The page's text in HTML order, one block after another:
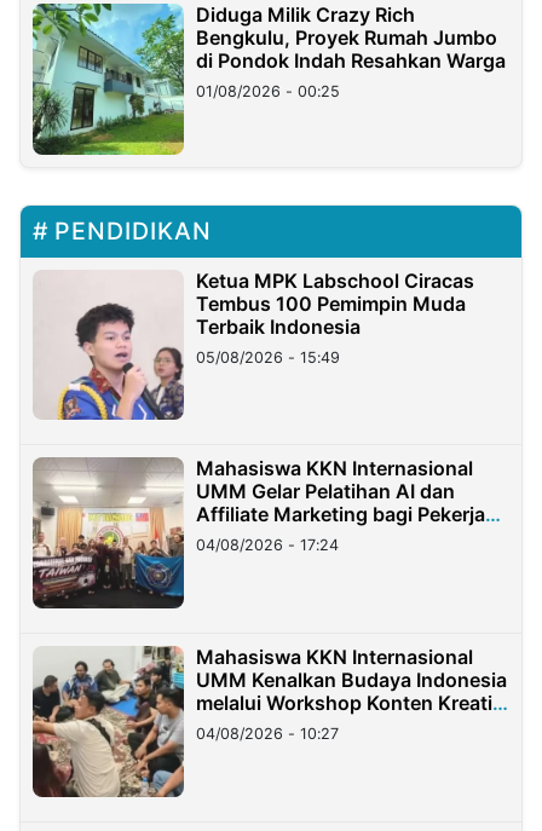
Diduga Milik Crazy Rich
Bengkulu, Proyek Rumah Jumbo
di Pondok Indah Resahkan Warga
01/08/2026 - 00:25
PENDIDIKAN
Ketua MPK Labschool Ciracas
Tembus 100 Pemimpin Muda
Terbaik Indonesia
05/08/2026 - 15:49
Mahasiswa KKN Internasional
UMM Gelar Pelatihan AI dan
Affiliate Marketing bagi Pekerja
Migran Indonesia di Taiwan
04/08/2026 - 17:24
Mahasiswa KKN Internasional
UMM Kenalkan Budaya Indonesia
melalui Workshop Konten Kreatif
di Taiwan
04/08/2026 - 10:27